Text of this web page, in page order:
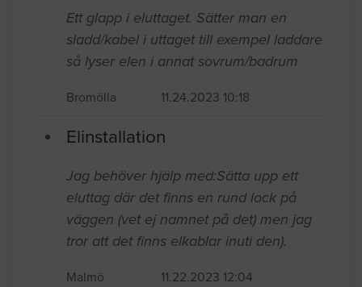
Ett glapp i eluttaget. Sätter man en
sladd/kabel i uttaget till exempel laddare
så lyser elen i annat sovrum/badrum
Bromölla 11.24.2023 10:18
Elinstallation
Jag behöver hjälp med:Sätta upp ett
eluttag där det finns en rund lock på
väggen (vet ej namnet på det) men jag
tror att det finns elkablar inuti den).
Malmö 11.22.2023 12:04